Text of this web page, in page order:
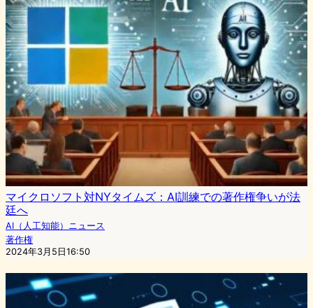
マイクロソフト対NYタイムズ：AI訓練での著作権争いが法
廷へ
AI（人工知能）ニュース
著作権
2024年3月5日16:50